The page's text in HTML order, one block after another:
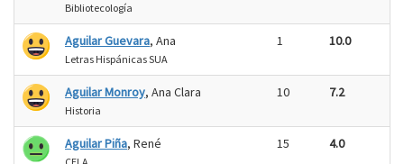
Bibliotecología
Aguilar Guevara, Ana
Letras Hispánicas SUA
1 10.0
Aguilar Monroy, Ana Clara
Historia
10 7.2
Aguilar Piña, René 15 4.0